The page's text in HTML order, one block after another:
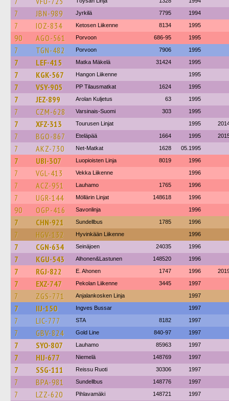
7 JBN-989 Jyrkilä 7795 1994
7 IOZ-834 Ketosen Liikenne 8134 1995
90 AGO-561 Porvoon 686-95 1995
7 TGN-482 Porvoon 7906 1995
7 LEF-415 Matka Mäkelä 31424 1995
7 KGK-567 Hangon Liikenne 1995
7 VSY-905 PP Tilausmatkat 1624 1995
7 JEZ-899 Arolan Kuljetus 63 1995
7 CZM-628 Varsinais-Suomi 303 1995
7 XFZ-313 Tourusen Linjat 1995
7 BGO-867 Eteläpää 1664 1995
7 AKZ-730 Net-Matkat 1628 05.1995
7 UBI-307 Luopioisten Linja 8019 1996
7 VGL-413 Vekka Liikenne 1996
7 ACZ-951 Lauhamo 1765 1996
7 UGR-144 Möllärin Linjat 148618 1996
90 OGP-416 Savonlinja 1996
7 CHN-921 Sundellbus 1785 1996
7 HGV-132 Hyvinkään Liikenne 1996
7 CGN-634 Seinäjoen 24035 1996
7 KGU-543 Alhonen&Lastunen 148520 1996
7 RGJ-822 E. Ahonen 1747 1996
7 EXZ-747 Pekolan Liikenne 3445 1997
7 ZGS-771 Anjalankosken Linja 1997
7 IIJ-150 Ingves Bussar 1997
7 LIC-777 STA 8182 1997
7 GBV-824 Gold Line 840-97 1997
7 SYO-807 Lauhamo 85963 1997
7 HIJ-677 Niemelä 148769 1997
7 SSG-111 Reissu Ruoti 30306 1997
7 BPA-981 Sundellbus 148776 1997
7 LZZ-620 Pihlavamäki 148721 1997